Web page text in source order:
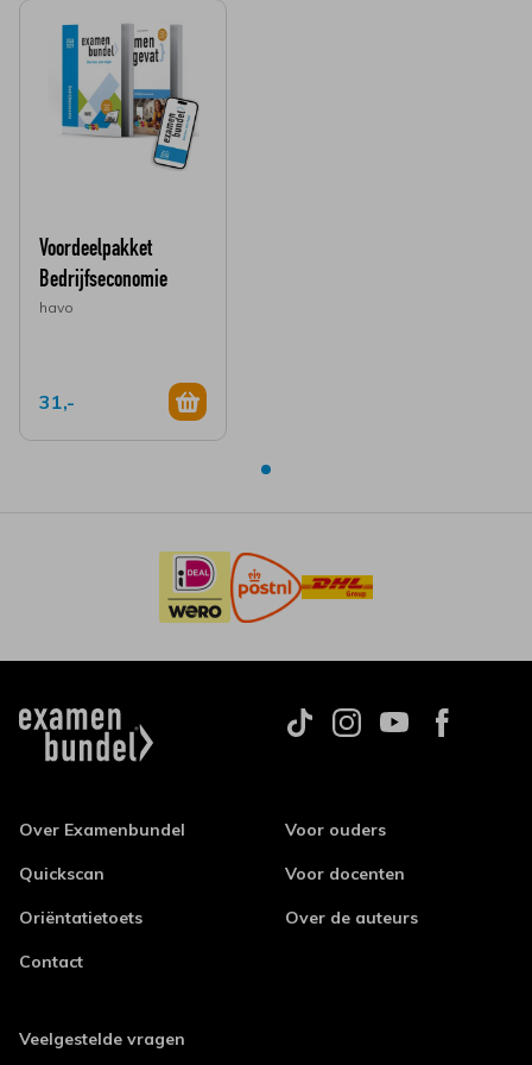
Voordeelpakket
Bedrijfseconomie
havo
31,-
Over Examenbundel
Quickscan
Oriëntatietoets
Contact
Voor ouders
Voor docenten
Over de auteurs
Veelgestelde vragen